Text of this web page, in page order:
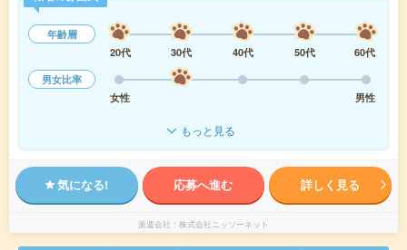
年齢層
20代
30代 40代 50代
60代
男女比率
女性
男性
もっと見る
気になる! 応募へ進む 詳しく見る
派遣会社 株式会社ニッソーネット